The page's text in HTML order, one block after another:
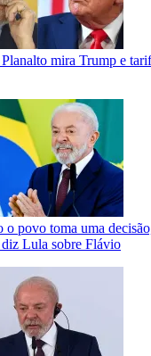
mira Trump e
o povo toma uma
Lula sobre Flávio